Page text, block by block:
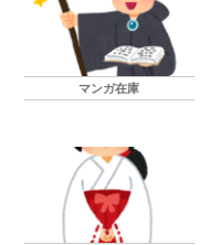
マンガ在庫